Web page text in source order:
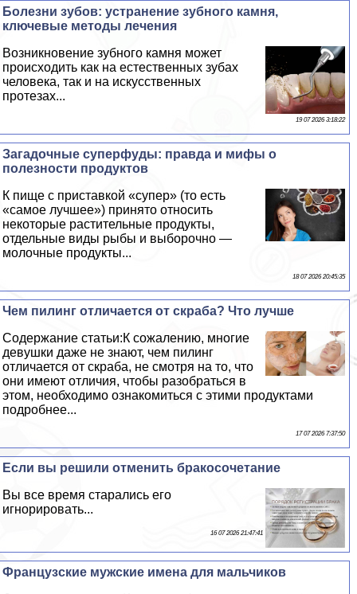
Болезни зубов: устранение зубного камня,
ключевые методы лечения
Возникновение зубного камня может
происходить как на естественных зубах
человека, так и на искусственных
протезах...
19 07 2026 3:18:22
Загадочные суперфуды: правда и мифы о
полезности продуктов
К пище с приставкой «супер» (то есть
«самое лучшее») принято относить
некоторые растительные продукты,
отдельные виды рыбы и выборочно —
молочные продукты...
18 07 2026 20:45:35
Чем пилинг отличается от скpaба? Что лучше
Содержание статьи:К сожалению, многие
дeвyшки даже не знают, чем пилинг
отличается от скpaба, не смотря на то, что
они имеют отличия, чтобы разобраться в
этом, необходимо ознакомиться с этими продуктами
подробнее...
17 07 2026 7:37:50
Если вы решили отменить бpaкосочетание
Вы все время старались его
игнорировать...
16 07 2026 21:47:41
Французские мужские имена для мальчиков